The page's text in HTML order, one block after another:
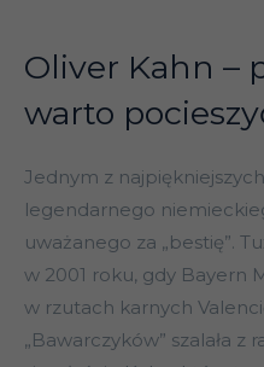
Oliver Kahn –
warto
Jednym z
legendarnego
uważanego za „bestię”.
w 2001 roku, gdy Bayern
w rzutach karnych
„Bawarczyków” szalała z